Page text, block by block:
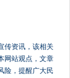
传资讯，该相关
网站观点，文章
险，提醒广大民